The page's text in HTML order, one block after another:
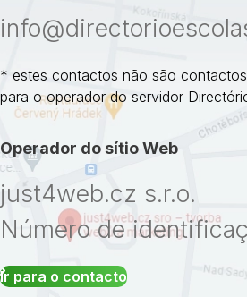
* estes contactos não são
para o operador do servidor
Operador do sítio Web
just4web.cz s.r.o.
Número de
Ir para o contacto